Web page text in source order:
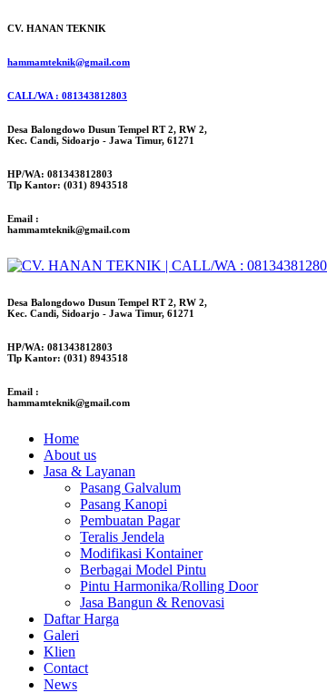
CV. HANAN TEKNIK
hammamteknik@gmail.com
CALL/WA : 081343812803
Desa Balongdowo Dusun Tempel RT 2, RW 2,
Kec. Candi, Sidoarjo - Jawa Timur, 61271
HP/WA: 081343812803
Tlp Kantor: (031) 8943518
Email :
hammamteknik@gmail.com
Desa Balongdowo Dusun Tempel RT 2, RW 2,
Kec. Candi, Sidoarjo - Jawa Timur, 61271
HP/WA: 081343812803
Tlp Kantor: (031) 8943518
Email :
hammamteknik@gmail.com
Home
About us
Jasa & Layanan
Pasang Galvalum
Pasang Kanopi
Pembuatan Pagar
Teralis Jendela
Modifikasi Kontainer
Berbagai Model Pintu
Pintu Harmonika/Rolling Door
Jasa Bangun & Renovasi
Daftar Harga
Galeri
Klien
Contact
News